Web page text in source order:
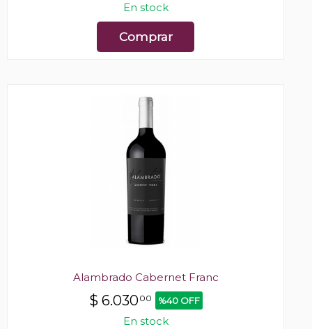
En stock
Comprar
Alambrado Cabernet Franc
$ 6.03000 %40 OFF
En stock